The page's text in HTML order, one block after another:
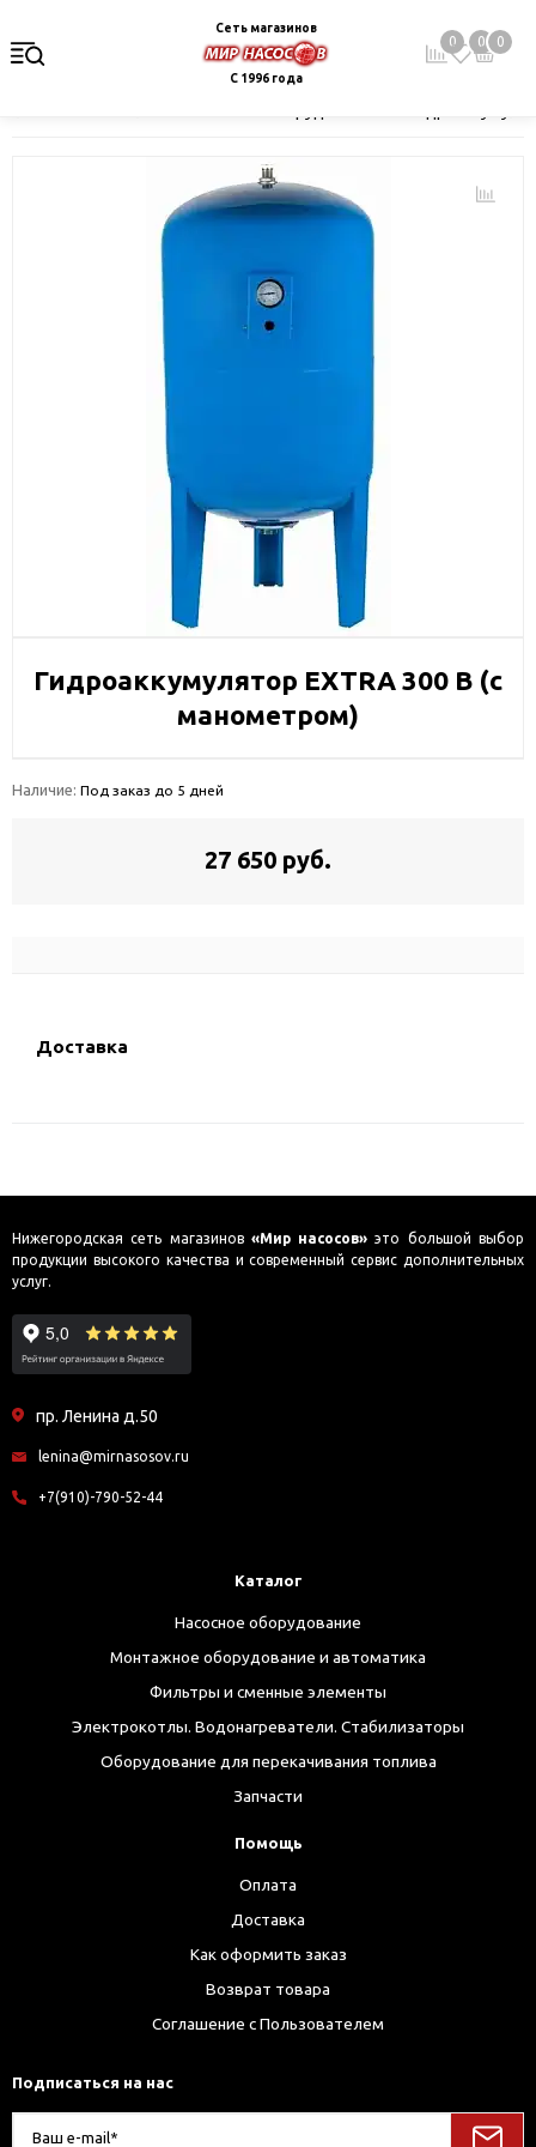
Сеть магазинов
С 1996 года
0 0 0
Гидроаккумулятор EXTRA 300 В (с
манометром)
Наличие: Под заказ до 5 дней
27 650 руб.
Доставка
Нижегородская сеть магазинов «Мир насосов» это большой выбор
продукции высокого качества и современный сервис дополнительных
услуг.
пр. Ленина д.50
lenina@mirnasosov.ru
+7(910)-790-52-44
Каталог
Насосное оборудование
Монтажное оборудование и автоматика
Фильтры и сменные элементы
Электрокотлы. Водонагреватели. Стабилизаторы
Оборудование для перекачивания топлива
Запчасти
Помощь
Оплата
Доставка
Как оформить заказ
Возврат товара
Соглашение с Пользователем
Подписаться на нас